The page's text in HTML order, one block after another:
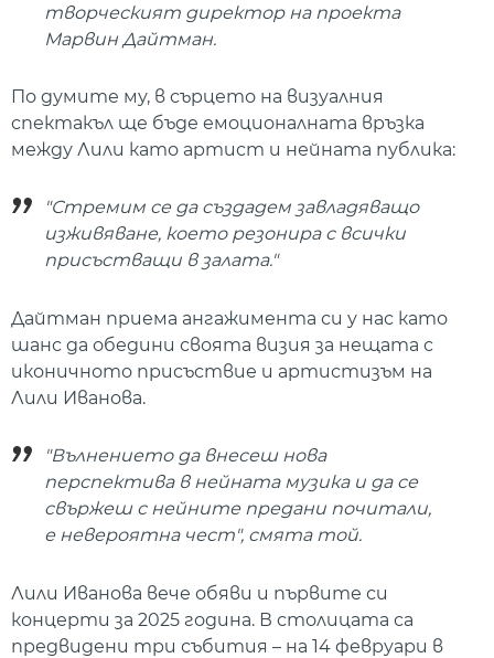
творческият директор на проекта
Марвин Дайтман.
По думите му, в сърцето на визуалния
спектакъл ще бъде емоционалната връзка
между Лили като артист и нейната публика:
"Стремим се да създадем завладяващо
изживяване, което резонира с всички
присъстващи в залата."
Дайтман приема ангажимента си у нас като
шанс да обедини своята визия за нещата с
иконичното присъствие и артистизъм на
Лили Иванова.
"Вълнението да внесеш нова
перспектива в нейната музика и да се
свържеш с нейните предани почитали,
е невероятна чест", смята той.
Лили Иванова вече обяви и първите си
концерти за 2025 година. В столицата са
предвидени три събития – на 14 февруари в